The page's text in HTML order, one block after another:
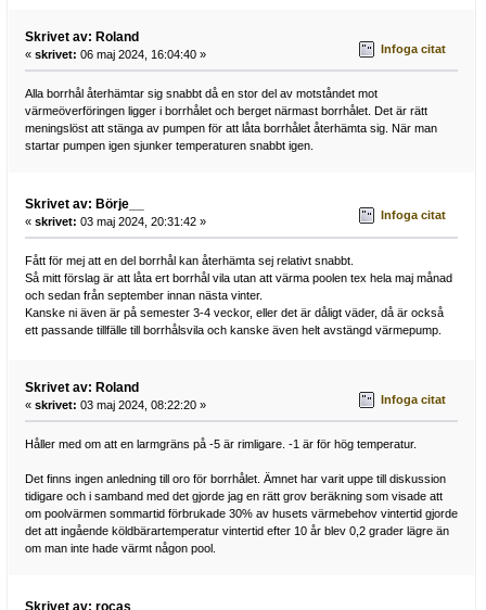
Skrivet av: Roland
« skrivet: 06 maj 2024, 16:04:40 » Infoga citat
Alla borrhål återhämtar sig snabbt då en stor del av motståndet mot
värmeöverföringen ligger i borrhålet och berget närmast borrhålet. Det är rätt
meningslöst att stänga av pumpen för att låta borrhålet återhämta sig. När man
startar pumpen igen sjunker temperaturen snabbt igen.
Skrivet av: Börje__
« skrivet: 03 maj 2024, 20:31:42 » Infoga citat
Fått för mej att en del borrhål kan återhämta sej relativt snabbt.
Så mitt förslag är att låta ert borrhål vila utan att värma poolen tex hela maj månad
och sedan från september innan nästa vinter.
Kanske ni även är på semester 3-4 veckor, eller det är dåligt väder, då är också
ett passande tillfälle till borrhålsvila och kanske även helt avstängd värmepump.
Skrivet av: Roland
« skrivet: 03 maj 2024, 08:22:20 » Infoga citat
Håller med om att en larmgräns på -5 är rimligare. -1 är för hög temperatur.
Det finns ingen anledning till oro för borrhålet. Ämnet har varit uppe till diskussion
tidigare och i samband med det gjorde jag en rätt grov beräkning som visade att
om poolvärmen sommartid förbrukade 30% av husets värmebehov vintertid gjorde
det att ingående köldbärartemperatur vintertid efter 10 år blev 0,2 grader lägre än
om man inte hade värmt någon pool.
Skrivet av: rocas